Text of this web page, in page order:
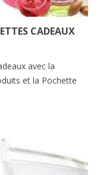
CADEAUX
avec la
et la Pochette